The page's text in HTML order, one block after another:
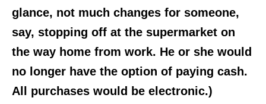
glance, not much changes for someone,
say, stopping off at the supermarket on
the way home from work. He or she would
no longer have the option of paying cash.
All purchases would be electronic.)